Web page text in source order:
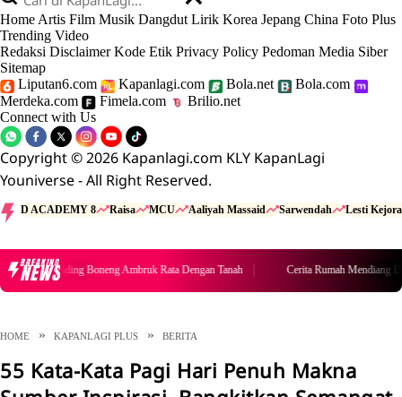
Home Artis Film Musik Dangdut Lirik Korea Jepang China Foto Plus
Trending Video
Redaksi Disclaimer Kode Etik Privacy Policy Pedoman Media Siber
Sitemap
Liputan6.com
Kapanlagi.com Bola.net
Bola.com
Merdeka.com
Fimela.com
Brilio.net
Connect with Us
Copyright © 2026 Kapanlagi.com KLY KapanLagi
Youniverse - All Right Reserved.
D ACADEMY 8 Raisa MCU Aaliyah Massaid Sarwendah Lesti Kejora
BREAKING
NEWS
Diding Boneng Ambruk Rata Dengan Tanah Cerita Rumah Mendiang
HOME KAPANLAGI PLUS BERITA
55 Kata-Kata Pagi Hari Penuh Makna